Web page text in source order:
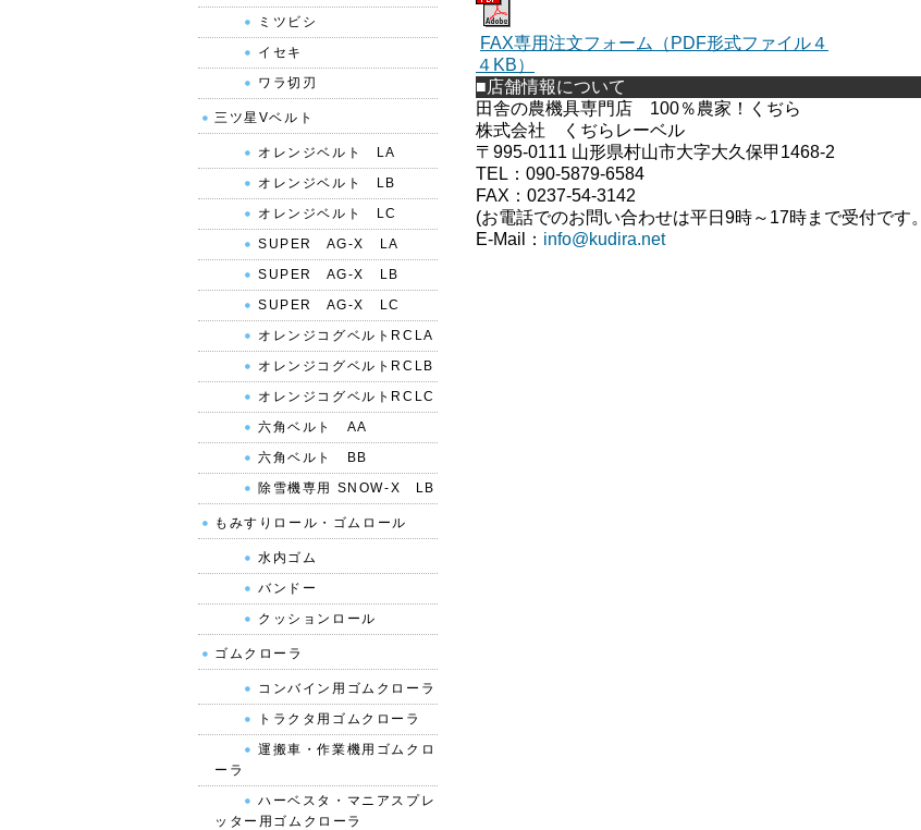
FAX専用注文フォーム（PDF形式ファイル４
４KB）
■店舗情報について
田舎の農機具専門店 100％農家！くぢら
株式会社 くぢらレーベル
〒995-0111 山形県村山市大字大久保甲1468-2
TEL：090-5879-6584
FAX：0237-54-3142
(お電話でのお問い合わせは平日9時～17時まで受付です。
E-Mail： info@kudira.net
ミツビシ
イセキ
ワラ切刃
三ツ星Vベルト
オレンジベルト LA
オレンジベルト LB
オレンジベルト LC
SUPER AG-X LA
SUPER AG-X LB
SUPER AG-X LC
オレンジコグベルトRCLA
オレンジコグベルトRCLB
オレンジコグベルトRCLC
六角ベルト AA
六角ベルト BB
除雪機専用 SNOW-X LB
もみすりロール・ゴムロール
水内ゴム
バンドー
クッションロール
ゴムクローラ
コンバイン用ゴムクローラ
トラクタ用ゴムクローラ
運搬車・作業機用ゴムクロ
ーラ
ハーベスタ・マニアスプレ
ッター用ゴムクローラ